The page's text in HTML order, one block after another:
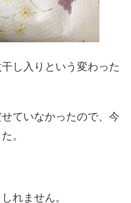
し入りという変わった
ていなかったので、今
。
れません。